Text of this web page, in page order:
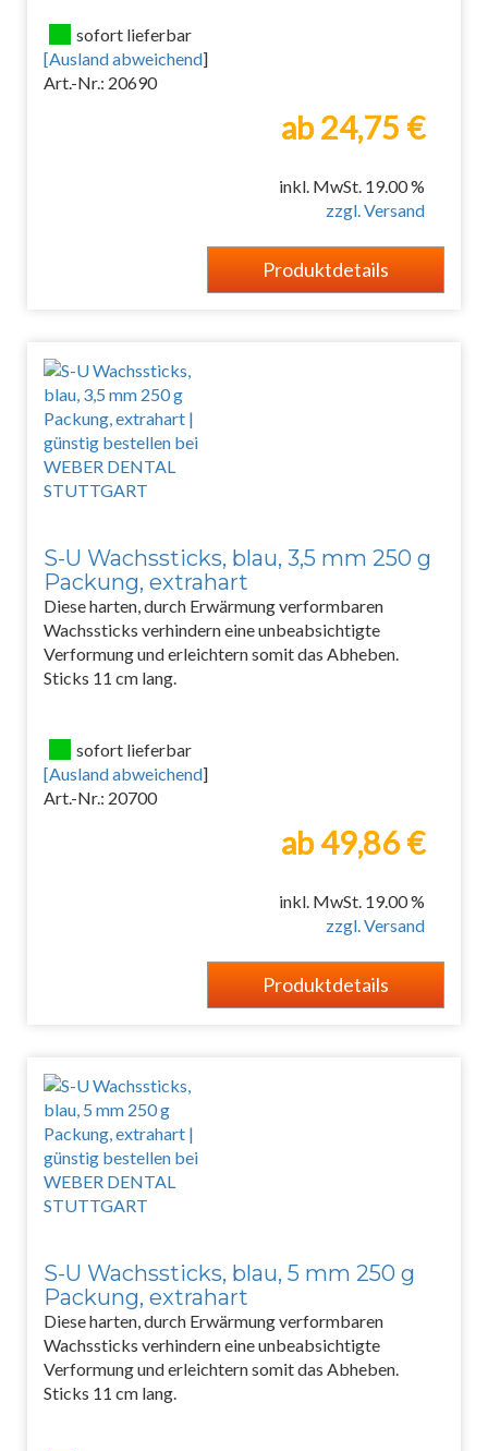
sofort lieferbar
[Ausland abweichend]
Art.-Nr.: 20690
ab 24,75 €
inkl. MwSt. 19.00 %
zzgl. Versand
Produktdetails
S-U Wachssticks, blau, 3,5 mm 250 g
Packung, extrahart
Diese harten, durch Erwärmung verformbaren
Wachssticks verhindern eine unbeabsichtigte
Verformung und erleichtern somit das Abheben.
Sticks 11 cm lang.
sofort lieferbar
[Ausland abweichend]
Art.-Nr.: 20700
ab 49,86 €
inkl. MwSt. 19.00 %
zzgl. Versand
Produktdetails
S-U Wachssticks, blau, 5 mm 250 g
Packung, extrahart
Diese harten, durch Erwärmung verformbaren
Wachssticks verhindern eine unbeabsichtigte
Verformung und erleichtern somit das Abheben.
Sticks 11 cm lang.